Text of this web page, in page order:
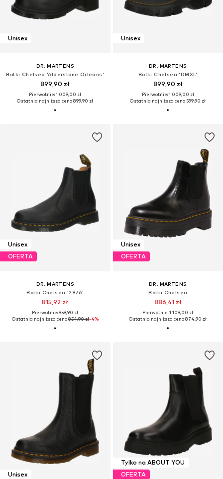
Unisex
DR. MARTENS
Botki Chelsea 'Alderstone Orleans'
899,90 zł
Pierwotnie: 1 009,00 zł
Ostatnia najniższa cena:899,90 zł
Unisex
DR. MARTENS
Botki Chelsea 'DMXL'
899,90 zł
Pierwotnie: 1 009,00 zł
Ostatnia najniższa cena:599,90 zł
Unisex
OFERTA
DR. MARTENS
Botki Chelsea '2976'
815,92 zł
Pierwotnie: 959,90 zł
Ostatnia najniższa cena:854,90 zł-4%
Unisex
OFERTA
DR. MARTENS
Botki Chelsea
886,41 zł
Pierwotnie: 1 109,00 zł
Ostatnia najniższa cena:874,90 zł
Unisex
Tylko na ABOUT YOU
OFERTA